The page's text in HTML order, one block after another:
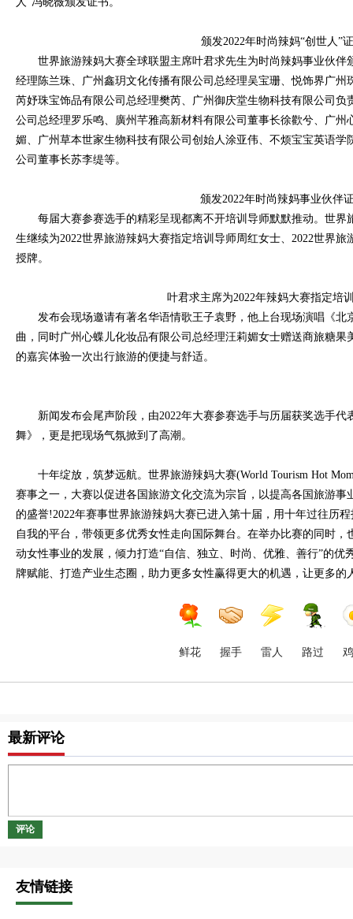
颁发2022年时尚辣妈“创世人”
世界旅游辣妈大赛全球联盟主席叶君求先生为时尚辣妈事业伙伴
经理陈兰珠、广州鑫玥文化传播有限公司总经理吴宝珊、悦饰界广州
芮妤珠宝饰品有限公司总经理樊芮、广州御庆堂生物科技有限公司负
公司总经理罗乐鸣、廣州芊雅高新材料有限公司董事长徐歡兮、广州
媚、广州草本世家生物科技有限公司创始人涂亚伟、不烦宝宝英语学
公司董事长苏李缇等。
颁发2022年时尚辣妈事业伙伴
每届大赛参赛选手的精彩呈现都离不开培训导师默默推动。世界
生继续为2022世界旅游辣妈大赛指定培训导师周红女士、2022世界
授牌。
叶君求主席为2022年辣妈大赛指定培
发布会现场邀请有著名华语情歌王子袁野，他上台现场演唱《北
曲，同时广州心蝶儿化妆品有限公司总经理汪莉媚女士赠送商旅糖果
的嘉宾体验一次出行旅游的便捷与舒适。
新闻发布会尾声阶段，由2022年大赛参赛选手与历届获奖选手
舞》，更是把现场气氛掀到了高潮。
十年绽放，筑梦远航。世界旅游辣妈大赛(World Tourism Hot
赛事之一，大赛以促进各国旅游文化交流为宗旨，以提高各国旅游事
的盛誉!2022年赛事世界旅游辣妈大赛已进入第十届，用十年过往历
自我的平台，带领更多优秀女性走向国际舞台。在举办比赛的同时
动女性事业的发展，倾力打造“自信、独立、时尚、优雅、善行”的优
牌赋能、打造产业生态圈，助力更多女性赢得更大的机遇，让更多的
鲜花 握手 雷人 路过
最新评论
评论
友情链接